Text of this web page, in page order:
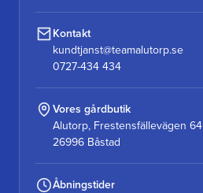
Kontakt
kundtjanst@teamalutorp.se
0727-434 434
Vores gårdbutik
Alutorp, Frestensfällevägen 64
26996 Båstad
Åbningstider